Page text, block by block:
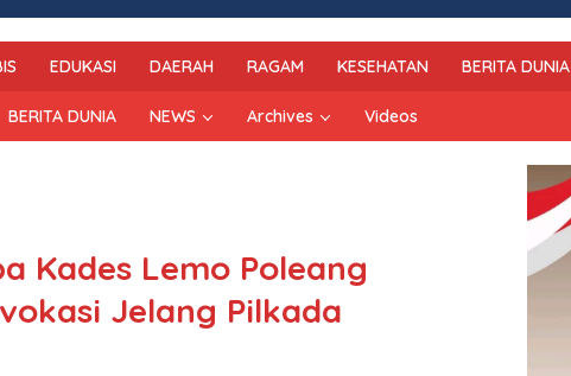
EDUKASI DAERAH RAGAM KESEHATAN BERITA DUNIA
BERITA DUNIA NEWS Archives Videos
Kades Lemo Poleang
Jelang Pilkada